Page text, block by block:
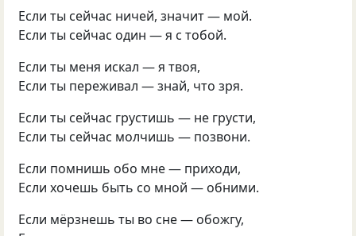
Если ты сейчас ничей, значит — мой.
Если ты сейчас один — я с тобой.
Если ты меня искал — я твоя,
Если ты переживал — знай, что зря.
Если ты сейчас грустишь — не грусти,
Если ты сейчас молчишь — позвони.
Если помнишь обо мне — приходи,
Если хочешь быть со мной — обними.
Если мёрзнешь ты во сне — обожгу,